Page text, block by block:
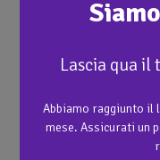
Lascia qua
Abbiamo raggiunto il
mese. Assicurati un